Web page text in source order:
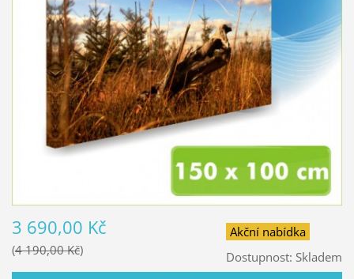
Akční nabídka
Dostupnost: Skladem
3 690,00 Kč
4 190,00 Kč